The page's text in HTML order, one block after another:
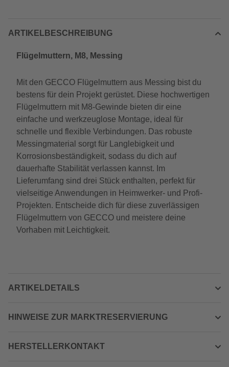
ARTIKELBESCHREIBUNG
Flügelmuttern, M8, Messing
Mit den GECCO Flügelmuttern aus Messing bist du
bestens für dein Projekt gerüstet. Diese hochwertigen
Flügelmuttern mit M8-Gewinde bieten dir eine
einfache und werkzeuglose Montage, ideal für
schnelle und flexible Verbindungen. Das robuste
Messingmaterial sorgt für Langlebigkeit und
Korrosionsbeständigkeit, sodass du dich auf
dauerhafte Stabilität verlassen kannst. Im
Lieferumfang sind drei Stück enthalten, perfekt für
vielseitige Anwendungen in Heimwerker- und Profi-
Projekten. Entscheide dich für diese zuverlässigen
Flügelmuttern von GECCO und meistere deine
Vorhaben mit Leichtigkeit.
ARTIKELDETAILS
HINWEISE ZUR MARKTRESERVIERUNG
HERSTELLERKONTAKT